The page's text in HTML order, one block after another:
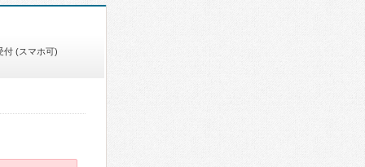
付 (スマホ可)